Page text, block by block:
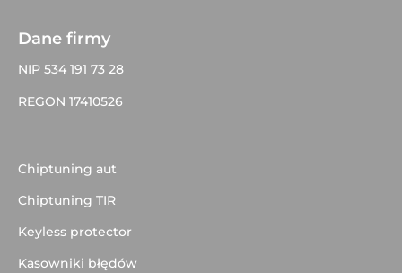
Dane firmy
NIP 534 191 73 28
REGON 17410526
Chiptuning aut
Chiptuning TIR
Keyless protector
Kasowniki błędów